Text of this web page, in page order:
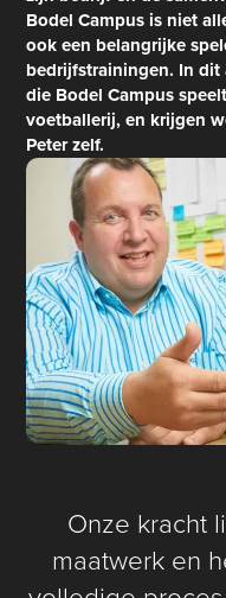
Bodel Campus is niet
ook een belangrijke
bedrijfstrainingen. In
die Bodel Campus
voetballerij, en krijgen
Peter zelf.
Onze kracht
maatwerk en